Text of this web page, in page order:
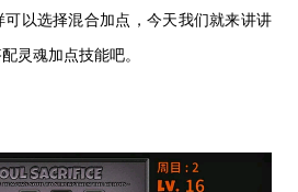
可以选择混合加点，今天我们就来讲讲
灵魂加点技能吧。